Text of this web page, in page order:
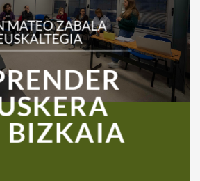
MATEO ZABALA
BIZKAIA